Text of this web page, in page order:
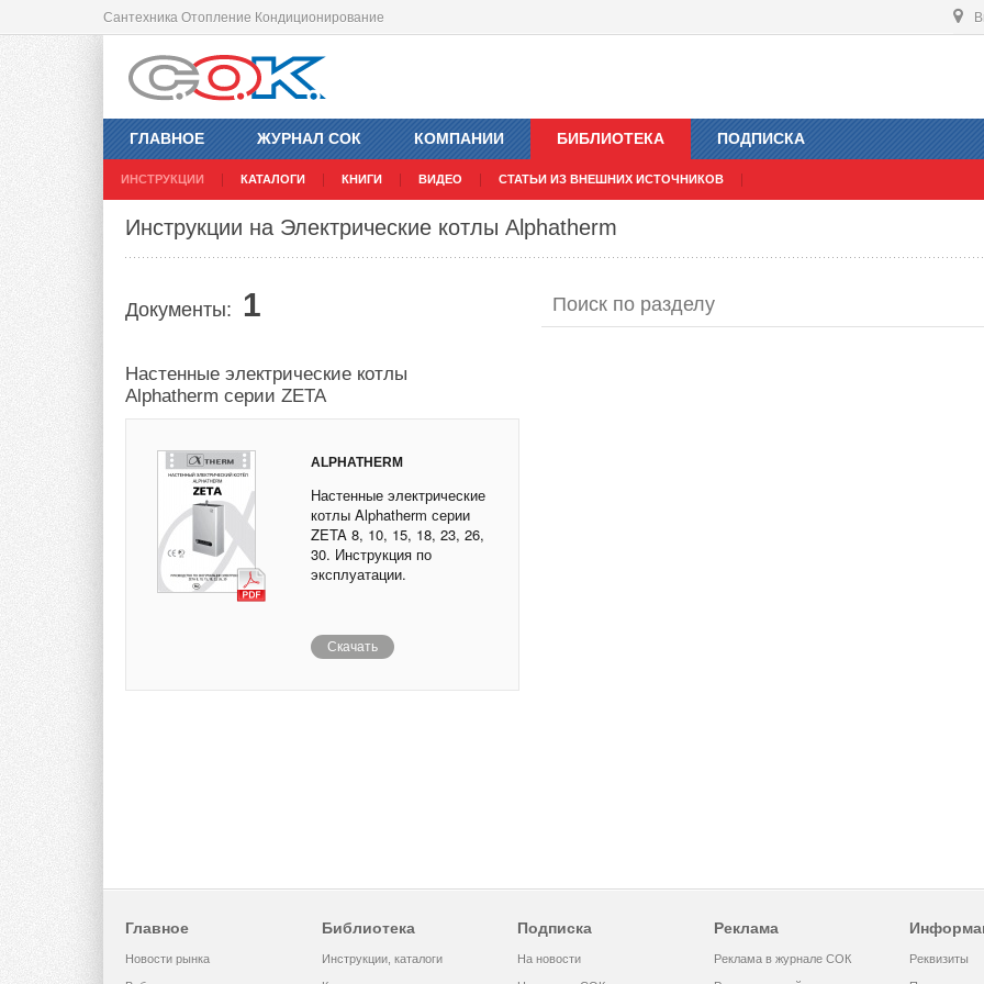
Сантехника Отопление Кондиционирование
ГЛАВНОЕ ЖУРНАЛ СОК КОМПАНИИ БИБЛИОТЕКА
ИНСТРУКЦИИ КАТАЛОГИ КНИГИ ВИДЕО СТАТЬИ ИЗ ВНЕШНИХ ИСТОЧНИКОВ
ПОДПИСКА
Инструкции на Электрические котлы Alphatherm
Документы: 1
Настенные электрические котлы
Alphatherm серии ZETA
ALPHATHERM
Настенные электрические
котлы Alphatherm серии
ZETA 8, 10, 15, 18, 23, 26,
30. Инструкция по
эксплуатации.
Скачать
Главное
Новости рынка
Библиотека
Инструкции, каталоги
Подписка
На новости
Реклама
Реклама в журнале СОК Реквизиты